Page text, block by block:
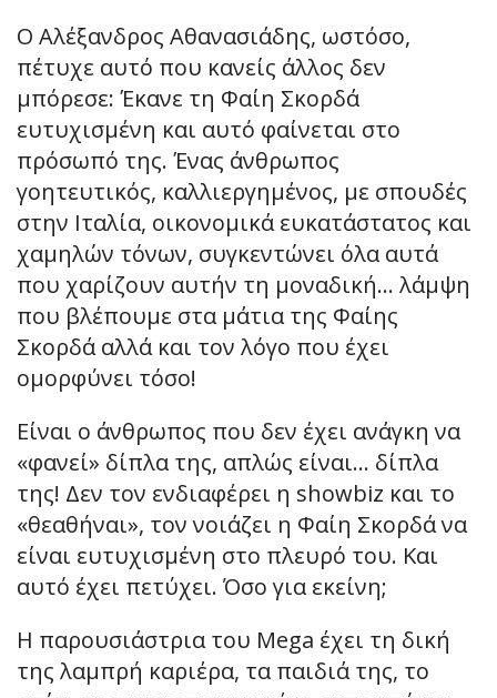
Ο Αλέξανδρος Αθανασιάδης, ωστόσο,
πέτυχε αυτό που κανείς άλλος δεν
μπόρεσε: Έκανε τη Φαίη Σκορδά
ευτυχισμένη και αυτό φαίνεται στο
πρόσωπό της. Ένας άνθρωπος
γοητευτικός, καλλιεργημένος, με σπουδές
στην Ιταλία, οικονομικά ευκατάστατος και
χαμηλών τόνων, συγκεντώνει όλα αυτά
που χαρίζουν αυτήν τη μοναδική… λάμψη
που βλέπουμε στα μάτια της Φαίης
Σκορδά αλλά και τον λόγο που έχει
ομορφύνει τόσο!
Είναι ο άνθρωπος που δεν έχει ανάγκη να
«φανεί» δίπλα της, απλώς είναι… δίπλα
της! Δεν τον ενδιαφέρει η showbiz και το
«θεαθήναι», τον νοιάζει η Φαίη Σκορδά να
είναι ευτυχισμένη στο πλευρό του. Και
αυτό έχει πετύχει. Όσο για εκείνη;
Η παρουσιάστρια του Mega έχει τη δική
της λαμπρή καριέρα, τα παιδιά της, το